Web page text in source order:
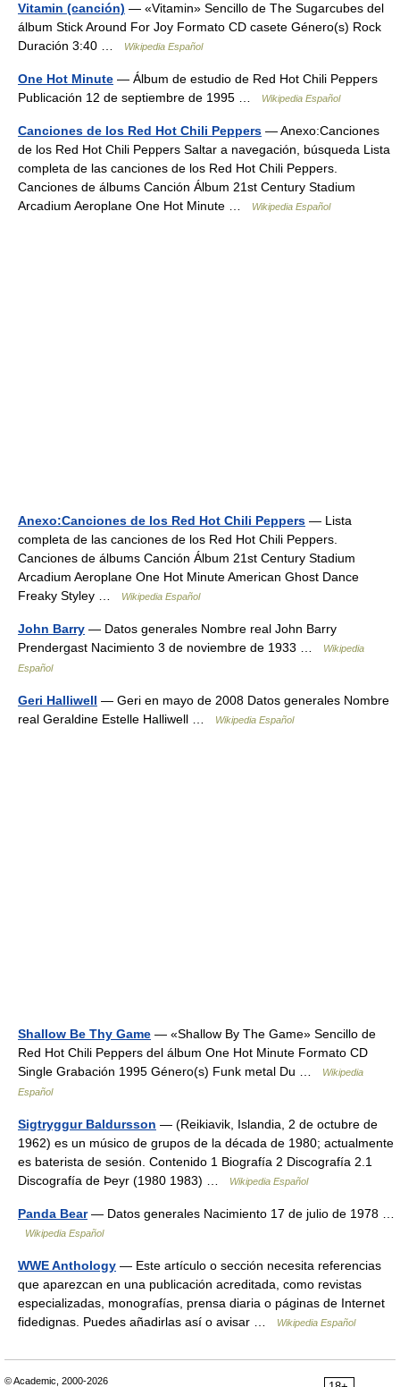
Vitamin (canción) — «Vitamin» Sencillo de The Sugarcubes del
álbum Stick Around For Joy Formato CD casete Género(s) Rock
Duración 3:40 …
Wikipedia Español
One Hot Minute — Álbum de estudio de Red Hot Chili Peppers
Publicación 12 de septiembre de 1995 …
Wikipedia Español
Canciones de los Red Hot Chili Peppers — Anexo:Canciones
de los Red Hot Chili Peppers Saltar a navegación, búsqueda Lista
completa de las canciones de los Red Hot Chili Peppers.
Canciones de álbums Canción Álbum 21st Century Stadium
Arcadium Aeroplane One Hot Minute …
Wikipedia Español
Anexo:Canciones de los Red Hot Chili Peppers — Lista
completa de las canciones de los Red Hot Chili Peppers.
Canciones de álbums Canción Álbum 21st Century Stadium
Arcadium Aeroplane One Hot Minute American Ghost Dance
Freaky Styley …
Wikipedia Español
John Barry — Datos generales Nombre real John Barry
Prendergast Nacimiento 3 de noviembre de 1933 …
Wikipedia
Español
Geri Halliwell — Geri en mayo de 2008 Datos generales Nombre
real Geraldine Estelle Halliwell …
Wikipedia Español
Shallow Be Thy Game — «Shallow By The Game» Sencillo de
Red Hot Chili Peppers del álbum One Hot Minute Formato CD
Single Grabación 1995 Género(s) Funk metal Du …
Wikipedia
Español
Sigtryggur Baldursson — (Reikiavik, Islandia, 2 de octubre de
1962) es un músico de grupos de la década de 1980; actualmente
es baterista de sesión. Contenido 1 Biografía 2 Discografía 2.1
Discografía de Þeyr (1980 1983) …
Wikipedia Español
Panda Bear— Datos generales Nacimiento 17 de julio de 1978 …
Wikipedia Español
WWE Anthology — Este artículo o sección necesita referencias
que aparezcan en una publicación acreditada, como revistas
especializadas, monografías, prensa diaria o páginas de Internet
fidedignas. Puedes añadirlas así o avisar …
Wikipedia Español
© Academic, 2000-2026